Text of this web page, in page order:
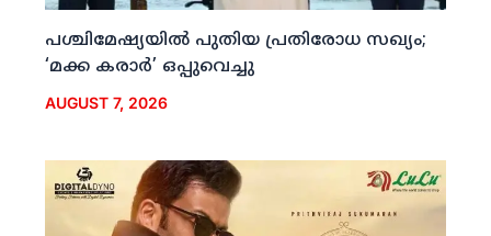
പശ്ചിമേഷ്യയില്‍ പുതിയ പ്രതിരോധ സഖ്യം;
‘മക്ക കരാര്‍’ ഒപ്പുവെച്ചു
AUGUST 7, 2026